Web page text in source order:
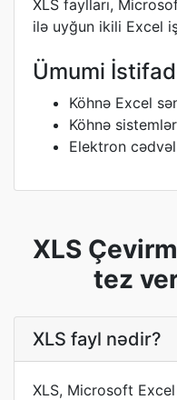
XLS faylları,
ilə uyğun ikili Excel
Ümumi
Köhnə Excel
Köhnə
Elektron cədvəl
XLS
tez
XLS fayl nədir?
XLS, Microsoft